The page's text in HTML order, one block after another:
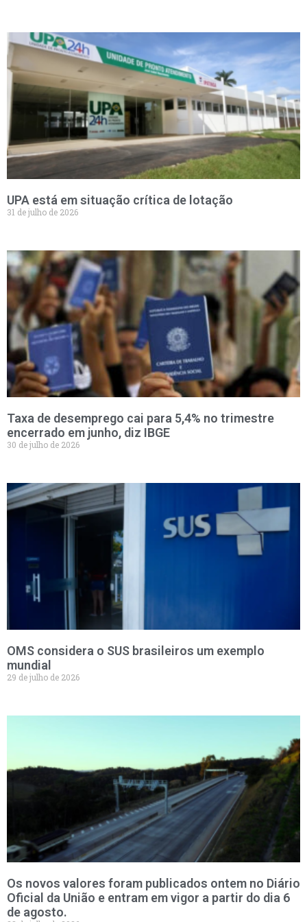
UPA está em situação crítica de lotação
31 de julho de 2026
Taxa de desemprego cai para 5,4% no trimestre
encerrado em junho, diz IBGE
30 de julho de 2026
OMS considera o SUS brasileiros um exemplo
mundial
29 de julho de 2026
Os novos valores foram publicados ontem no Diário
Oficial da União e entram em vigor a partir do dia 6
de agosto.